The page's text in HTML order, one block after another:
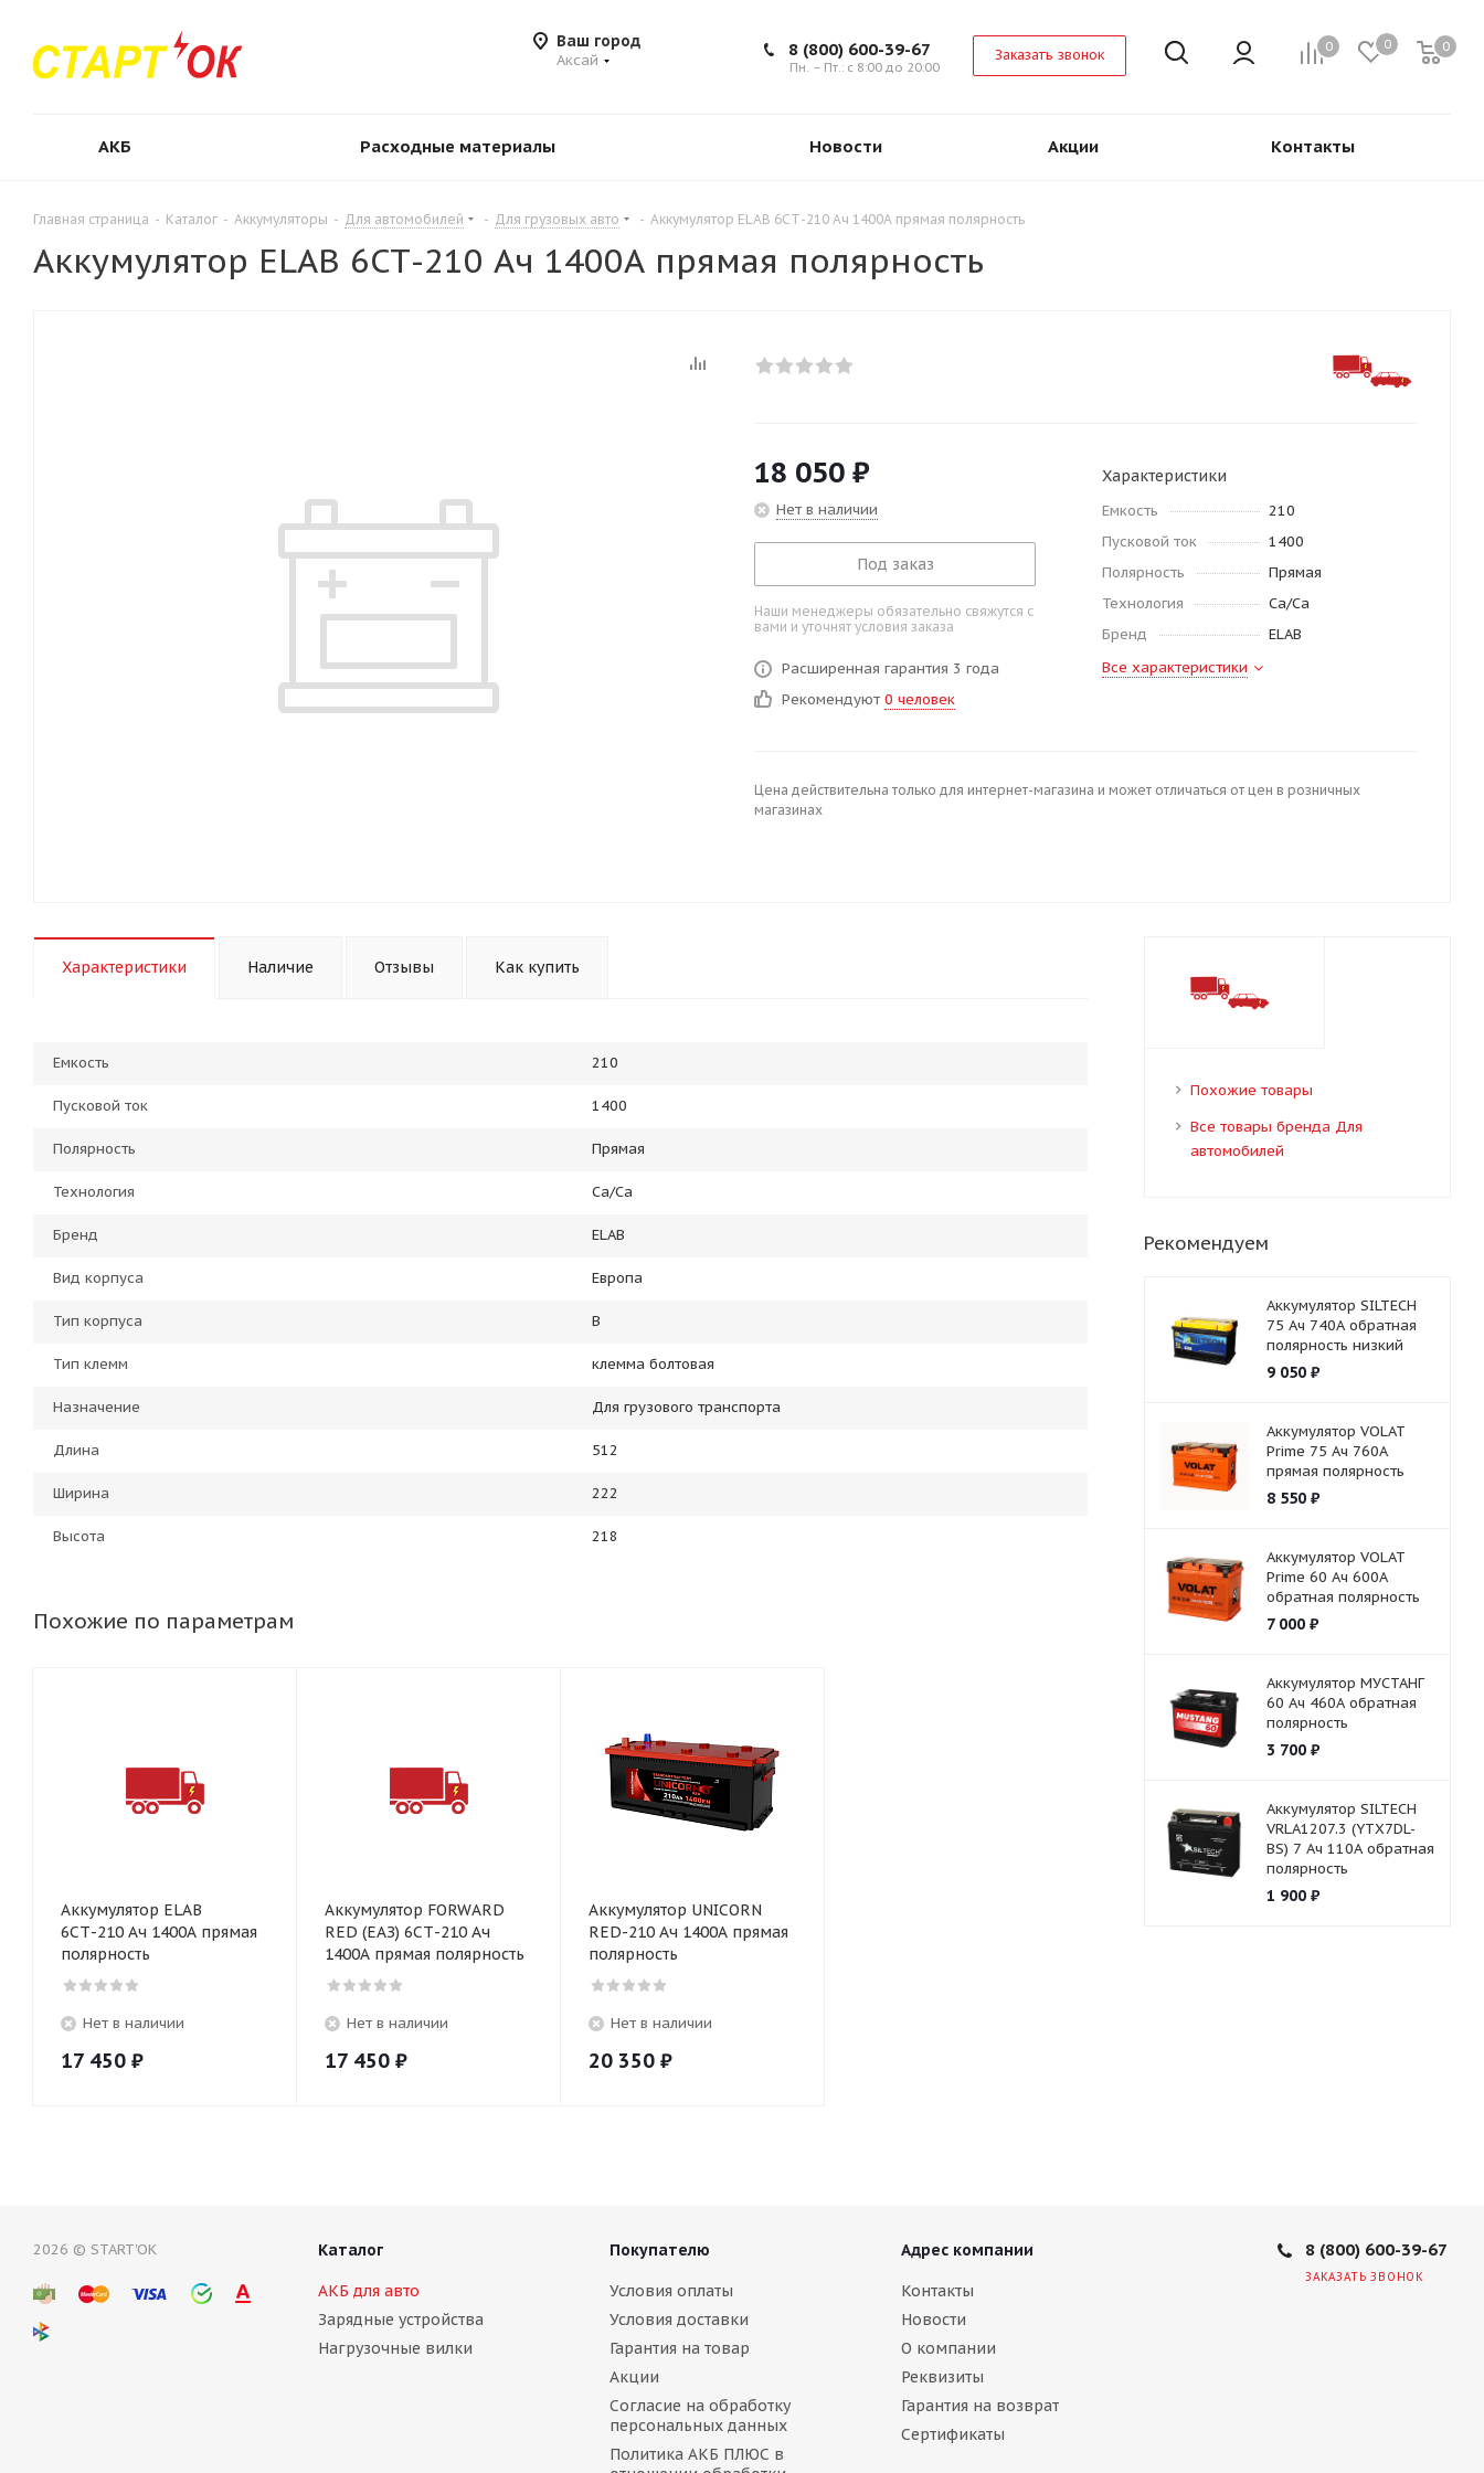
Ваш город
Аксай
0 0 0
8 (800) 600-39-67
Пн. – Пт.: с 8:00 до 20:00
Заказать звонок
АКБ Расходные материалы Новости Акции Контакты
Главная страница - Каталог - Аккумуляторы - Для автомобилей - Для грузовых авто - Аккумулятор ELAB 6СТ-210 Ач 1400А прямая полярность
Аккумулятор ELAB 6СТ-210 Ач 1400А прямая полярность
18 050 ₽
Нет в наличии
Под заказ
Наши менеджеры обязательно свяжутся с
вами и уточнят условия заказа
Расширенная гарантия 3 года
Рекомендуют 0 человек
Характеристики
Емкость
210
Пусковой ток
1400
Полярность
Прямая
Технология
Ca/Ca
Бренд
ELAB
Все характеристики
Цена действительна только для интернет-магазина и может отличаться от цен в розничных
магазинах
Характеристики Наличие Отзывы Как купить
Емкость 210
Пусковой ток 1400
Полярность Прямая
Технология Ca/Ca
Бренд ELAB
Вид корпуса Европа
Тип корпуса B
Тип клемм клемма болтовая
Назначение Для грузового транспорта
Длина 512
Ширина 222
Высота 218
Похожие по параметрам
Аккумулятор ELAB
6СТ-210 Ач 1400А прямая
полярность
Нет в наличии
17 450 ₽
Аккумулятор FORWARD
RED (ЕАЗ) 6СТ-210 Ач
1400А прямая полярность
Нет в наличии
17 450₽
Аккумулятор UNICORN
RED-210 Ач 1400А прямая
полярность
Нет в наличии
20 350₽
Похожие товары
Все товары бренда Для
автомобилей
Рекомендуем
Аккумулятор SILTECH
75 Ач 740А обратная
полярность низкий
9 050₽
Аккумулятор VOLAT
Prime 75 Ач 760А
прямая полярность
8 550₽
Аккумулятор VOLAT
Prime 60 Ач 600А
обратная полярность
7 000₽
Аккумулятор МУСТАНГ
60 Ач 460А обратная
полярность
3 700₽
Аккумулятор SILTECH
VRLA1207.3 (YTX7DL-
BS) 7 Ач 110А обратная
полярность
1 900₽
2026 © START'OK Каталог
АКБ для авто
Зарядные устройства
Нагрузочные вилки
Покупателю
Условия оплаты
Условия доставки
Гарантия на товар
Акции
Согласие на обработку
персональных данных
Политика АКБ ПЛЮС в
Адрес компании
Контакты
Новости
О компании
Реквизиты
Гарантия на возврат
Сертификаты
8 (800) 600-39-67
ЗАКАЗАТЬ ЗВОНОК